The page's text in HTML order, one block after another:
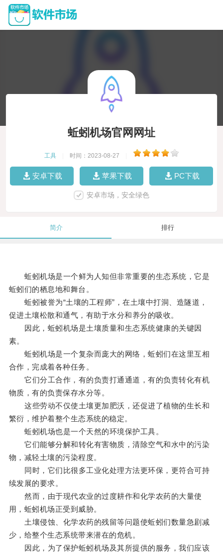
蚯蚓机场官网网址
工具 时间：2023-08-27
安卓下载 苹果下载 PC下载
安卓市场，安全绿色
简介 排行
蚯蚓机场是一个鲜为人知但非常重要的生态系统，它是
蚯蚓们的栖息地和舞台。
蚯蚓被誉为“土壤的工程师”，在土壤中打洞、造隧道，
促进土壤松散和通气，有助于水分和养分的吸收。
因此，蚯蚓机场是土壤质量和生态系统健康的关键因
素。
蚯蚓机场是一个复杂而庞大的网络，蚯蚓们在这里互相
合作，完成着各种任务。
它们分工合作，有的负责打通通道，有的负责转化有机
物质，有的负责保存水分等。
这些劳动不仅使土壤更加肥沃，还促进了植物的生长和
繁衍，维护着整个生态系统的稳定。
蚯蚓机场也是一个天然的环境保护工具。
它们能够分解和转化有害物质，清除空气和水中的污染
物，减轻土壤的污染程度。
同时，它们比很多工业化处理方法更环保，更符合可持
续发展的要求。
然而，由于现代农业的过度耕作和化学农药的大量使
用，蚯蚓机场正受到威胁。
土壤侵蚀、化学农药的残留等问题使蚯蚓们数量急剧减
少，给整个生态系统带来潜在的危机。
因此，为了保护蚯蚓机场及其所提供的服务，我们应该